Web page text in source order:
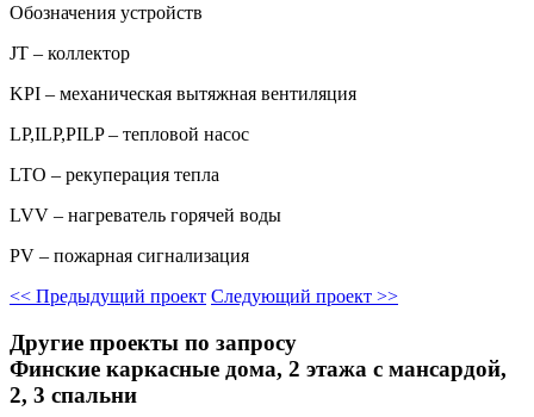
Обозначения устройств
JT – коллектор
KPI – механическая вытяжная вентиляция
LP,ILP,PILP – тепловой насос
LTO – рекуперация тепла
LVV – нагреватель горячей воды
PV – пожарная сигнализация
<< Предыдущий проект Следующий проект >>
Другие проекты по запросу
Финские каркасные дома, 2 этажа с мансардой,
2, 3 спальни